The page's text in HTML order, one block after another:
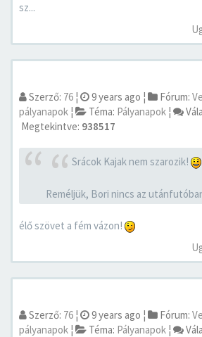
sz...
Szerző: 76 ¦ 9 years ago ¦ Fórum:
pályanapok ¦ Téma: Pályanapok ¦
Megtekintve: 938517
Srácok Kajak nem szarozik!
Reméljük, Bori nincs az
élő szövet a fém vázon!
Szerző: 76 ¦ 9 years ago ¦ Fórum:
pályanapok ¦ Téma: Pályanapok ¦